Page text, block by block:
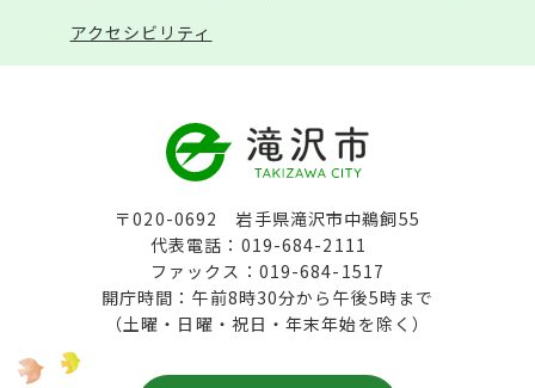
アクセシビリティ
〒020-0692 岩手県滝沢市中鵜飼55
代表電話：019-684-2111
ファックス：019-684-1517
開庁時間：午前8時30分から午後5時まで
（土曜・日曜・祝日・年末年始を除く）